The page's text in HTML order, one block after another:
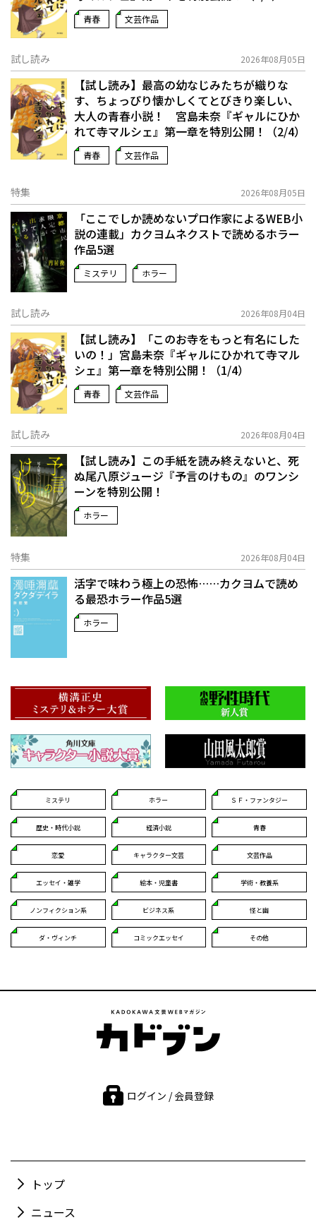
青春 文芸作品
試し読み 2026年08月05日
【試し読み】最高の幼なじみたちが織りな
す、ちょっぴり懐かしくてとびきり楽しい、
大人の青春小説！ 宮島未奈『ギャルにひか
れて寺マルシェ』第一章を特別公開！（2/4）
青春 文芸作品
特集 2026年08月05日
「ここでしか読めないプロ作家によるWEB小
説の連載」――カクヨムネクストで読めるホラー
作品5選
ミステリ ホラー
試し読み 2026年08月04日
【試し読み】「このお寺をもっと有名にした
いの！」宮島未奈『ギャルにひかれて寺マル
シェ』第一章を特別公開！（1/4）
青春 文芸作品
試し読み 2026年08月04日
【試し読み】この手紙を読み終えないと、死
ぬ――尾八原ジュージ『予言のけもの』のワンシ
ーンを特別公開！
ホラー
特集 2026年08月04日
活字で味わう極上の恐怖……カクヨムで読め
る最恐ホラー作品5選
ホラー
ミステリ ホラー ＳＦ・ファンタジー
歴史・時代小説 経済小説 青春
恋愛 キャラクター文芸 文芸作品
エッセイ・雑学 絵本・児童書 学術・教養系
ノンフィクション系 ビジネス系 怪と幽
ダ・ヴィンチ コミックエッセイ その他
ログイン / 会員登録
トップ
ニュース